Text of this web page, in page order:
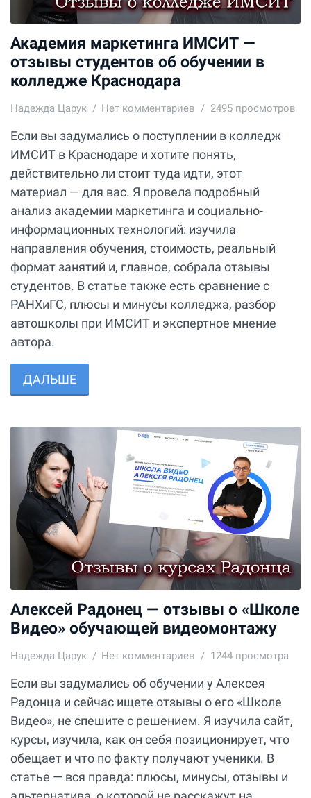
Академия маркетинга ИМСИТ —
отзывы студентов об обучении в
колледже Краснодара
Надежда Царук Нет комментариев 2495 просмотров
Если вы задумались о поступлении в колледж
ИМСИТ в Краснодаре и хотите понять,
действительно ли стоит туда идти, этот
материал — для вас. Я провела подробный
анализ академии маркетинга и социально-
информационных технологий: изучила
направления обучения, стоимость, реальный
формат занятий и, главное, собрала отзывы
студентов. В статье также есть сравнение с
РАНХиГС, плюсы и минусы колледжа, разбор
автошколы при ИМСИТ и экспертное мнение
автора.
ДАЛЬШЕ
Алексей Радонец — отзывы о «Школе
Видео» обучающей видеомонтажу
Надежда Царук Нет комментариев 1244 просмотра
Если вы задумались об обучении у Алексея
Радонца и сейчас ищете отзывы о его «Школе
Видео», не спешите с решением. Я изучила сайт,
курсы, изучила, как он себя позиционирует, что
обещает и что по факту получают ученики. В
статье — вся правда: плюсы, минусы, отзывы и